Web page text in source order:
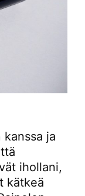
ja
ihollani,
kätkeä